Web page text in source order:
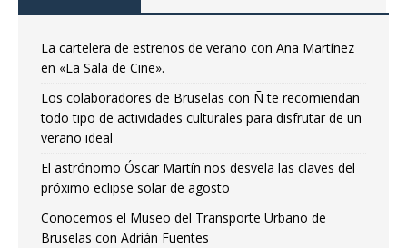
La cartelera de estrenos de verano con Ana Martínez
en «La Sala de Cine».
Los colaboradores de Bruselas con Ñ te recomiendan
todo tipo de actividades culturales para disfrutar de un
verano ideal
El astrónomo Óscar Martín nos desvela las claves del
próximo eclipse solar de agosto
Conocemos el Museo del Transporte Urbano de
Bruselas con Adrián Fuentes